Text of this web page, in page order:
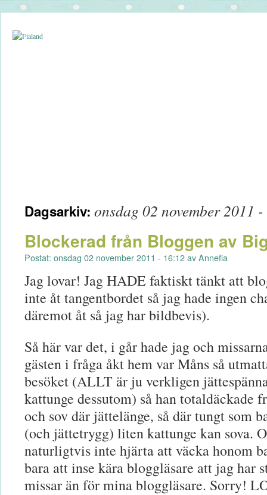
Dagsarkiv: onsdag 02 november 2011
Blockerad från Bloggen av
Postat: onsdag 02 november 2011 - 16:12 av Annefia
Jag lovar! Jag HADE faktiskt tänkt att
inte åt tangentbordet så jag hade ingen
däremot åt så jag har bildbevis).
Så här var det, i går hade jag och
gästen i fråga åkt hem var Måns så
besöket (ALLT är ju verkligen
kattunge dessutom) så han totaldäckade
och sov där jättelänge, så där tungt som
(och jättetrygg) liten kattunge kan sova.
naturligtvis inte hjärta att väcka honom
bara att inse kära bloggläsare att jag har
missar än för mina bloggläsare. Sorry!